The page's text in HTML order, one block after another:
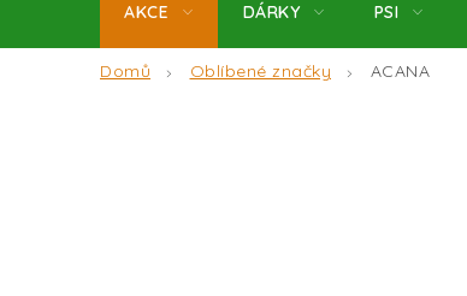
AKCE DÁRKY PSI
Domů Oblíbené značky ACANA